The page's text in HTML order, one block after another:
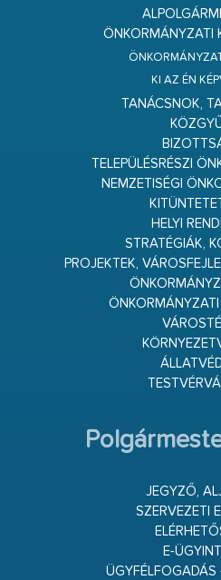
ÖNKORMÁNYZATI
KI AZ ÉN
TANÁCSNOK,
TELEPÜLÉSRÉSZI
NEMZETISÉGI
HELYI
STRATÉGIÁK,
PROJEKTEK,
JEGYZŐ,
SZERVEZETI
E-
ÜGYFÉLFOGADÁS